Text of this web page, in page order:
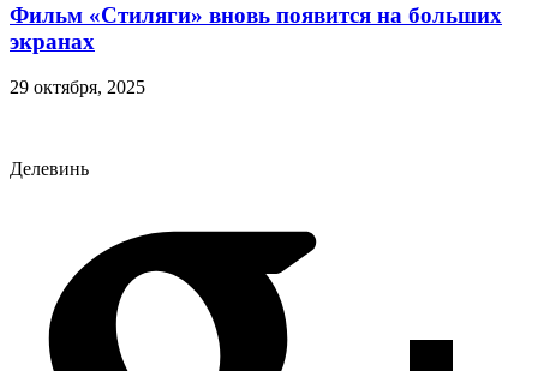
Фильм «Стиляги» вновь появится на больших
экранах
29 октября, 2025
Делевинь